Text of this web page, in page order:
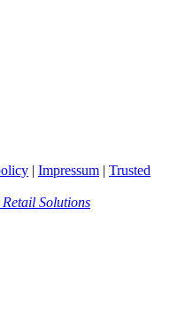
| Impressum | Trusted
Retail Solutions